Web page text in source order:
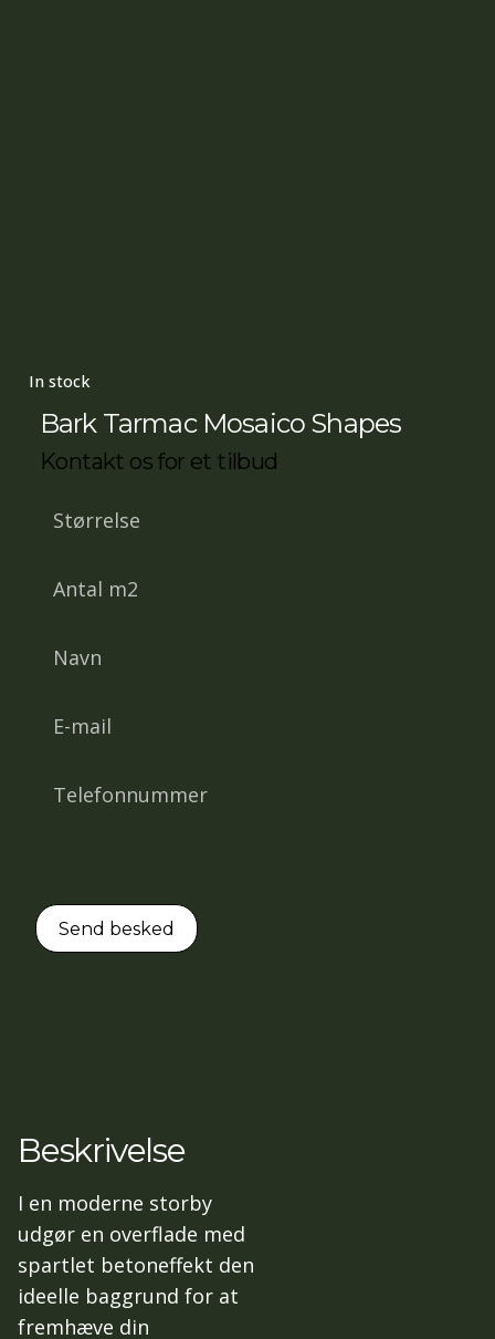
In stock
Bark Tarmac Mosaico Shapes
Kontakt os for et tilbud
Beskrivelse
I en moderne storby
udgør en overflade med
spartlet betoneffekt den
ideelle baggrund for at
fremhæve din